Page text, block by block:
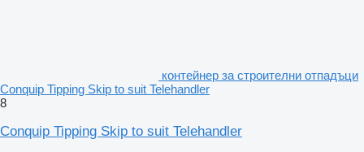
контейнер за строителни отпадъци
Conquip Tipping Skip to suit Telehandler
8
Conquip Tipping Skip to suit Telehandler